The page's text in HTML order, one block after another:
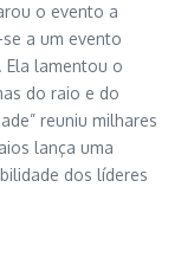
o evento a
a um evento
Ela lamentou o
do raio e do
reuniu milhares
lança uma
dos líderes